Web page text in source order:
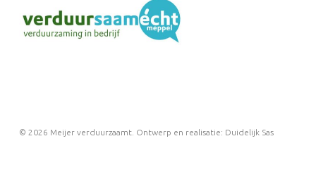
© 2026 Meijer verduurzaamt. Ontwerp en realisatie: Duidelijk Sas